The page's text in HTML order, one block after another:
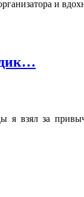
и
я взял за